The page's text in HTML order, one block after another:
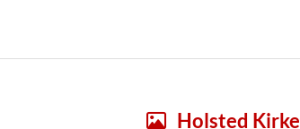
Holsted Kirke